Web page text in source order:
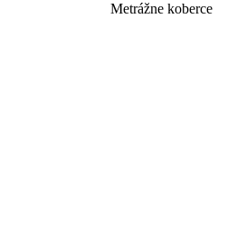
Metrážne koberce